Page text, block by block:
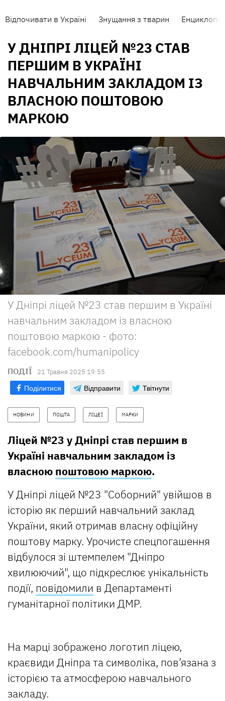
Відпочивати в Україні Знущання з тварин
У ДНІПРІ ЛІЦЕЙ №23 СТАВ
ПЕРШИМ В УКРАЇНІ
НАВЧАЛЬНИМ ЗАКЛАДОМ ІЗ
ВЛАСНОЮ ПОШТОВОЮ
МАРКОЮ
У Дніпрі ліцей №23 став першим в Україні
навчальним закладом із власною
поштовою маркою - фото:
facebook.com/humanipolicy
ПОДІЇ 21 Травня 2025 19:55
Поділитися Відправити Твітнути
НОВИНИ ПОШТА ЛІЦЕЇ МАРКИ
Ліцей №23 у Дніпрі став першим в
Україні навчальним закладом із
власною поштовою маркою.
У Дніпрі ліцей №23 "Соборний" увійшов в
історію як перший навчальний заклад
України, який отримав власну офіційну
поштову марку. Урочисте спецпогашення
відбулося зі штемпелем "Дніпро
хвилюючий", що підкреслює унікальність
події, повідомили в Департаменті
гуманітарної політики ДМР.
На марці зображено логотип ліцею,
краєвиди Дніпра та символіка, пов’язана з
історією та атмосферою навчального
закладу.